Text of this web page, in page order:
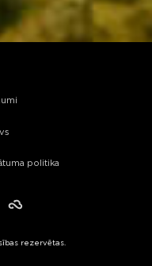
politika
Failiem.lv
rezervētas.